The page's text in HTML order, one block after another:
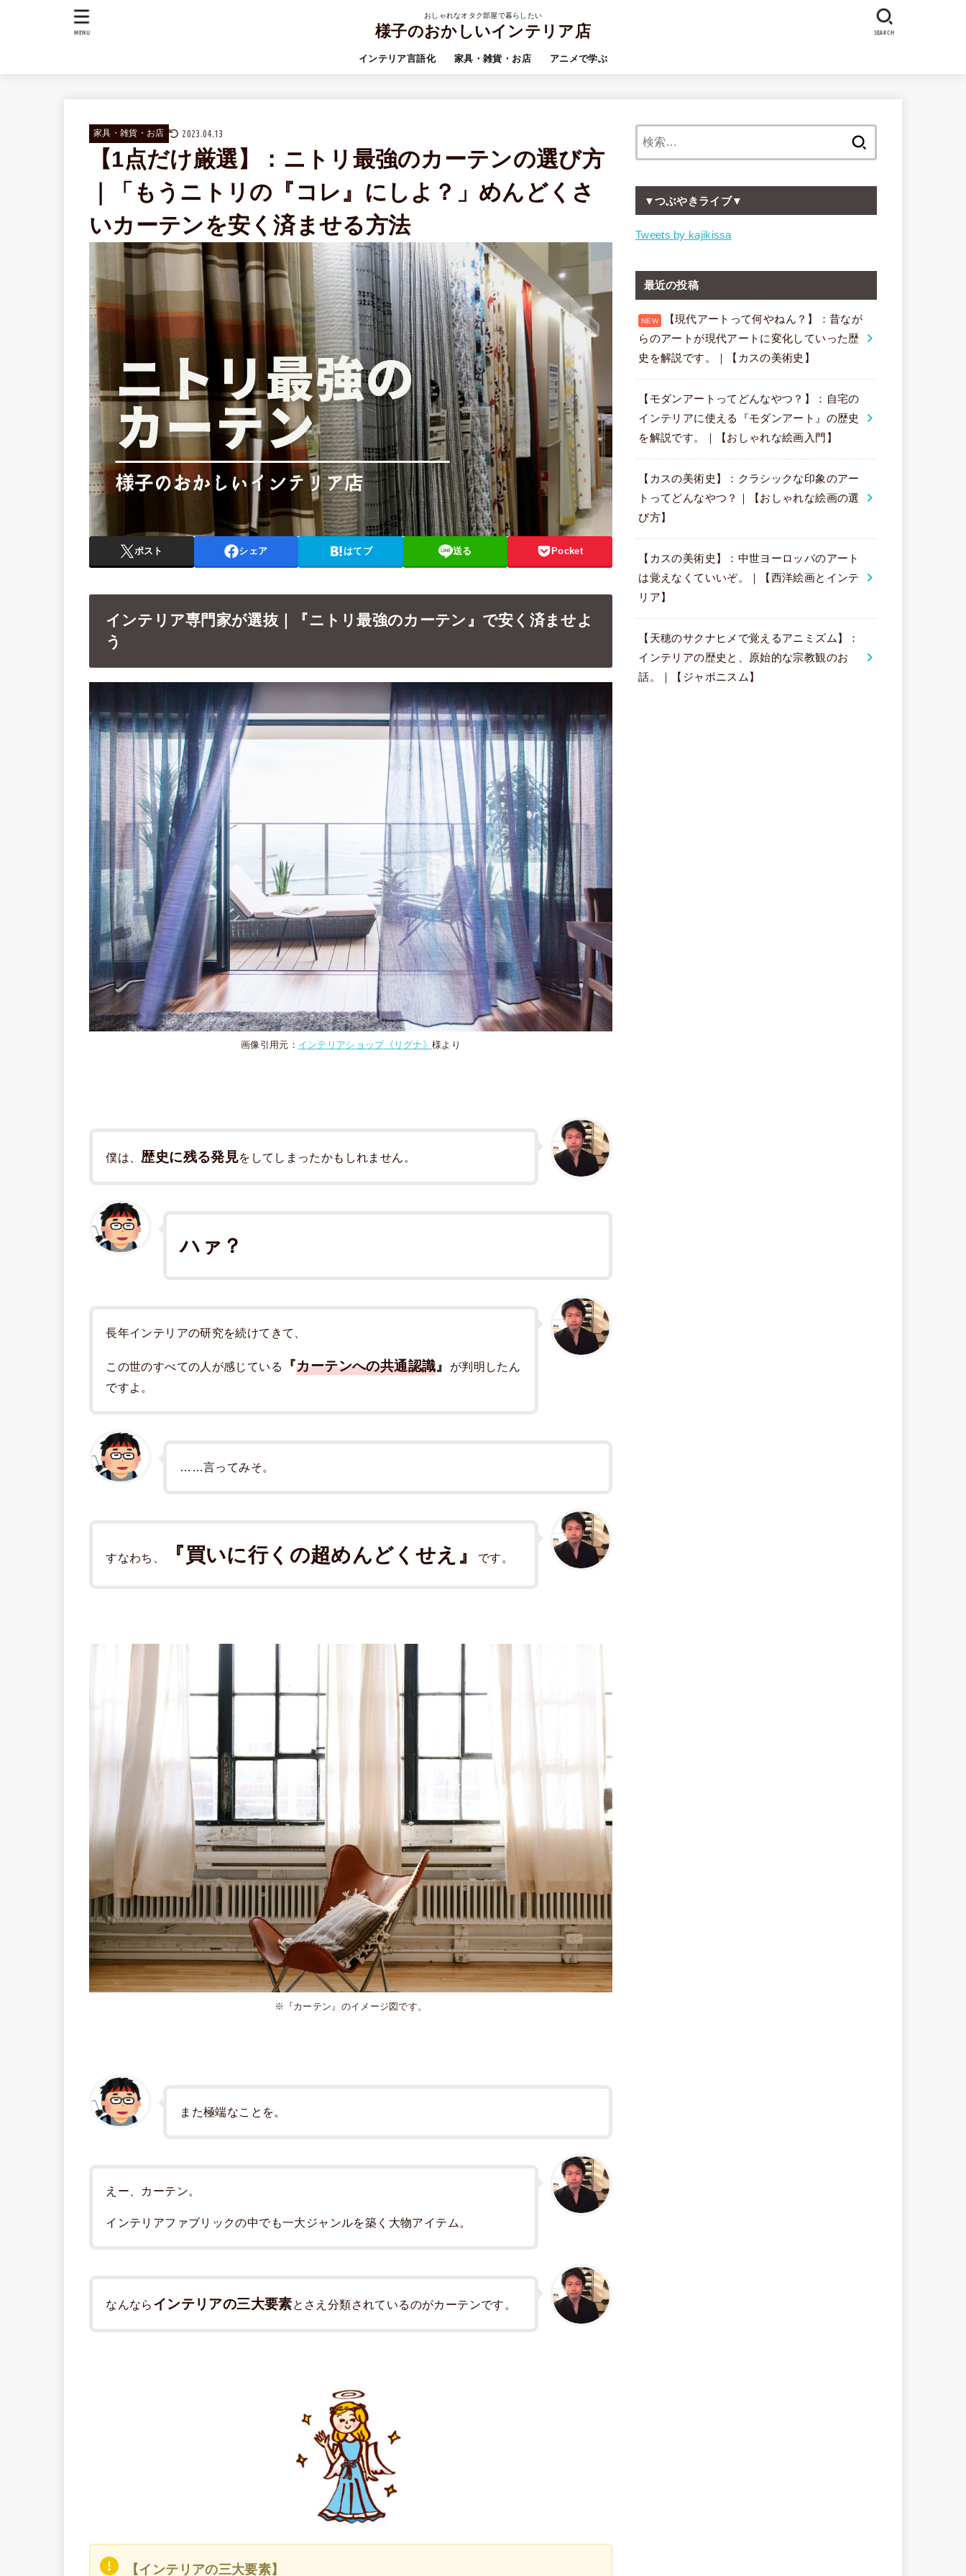
おしゃれなオタク部屋で暮らしたい
様子のおかしいインテリア店
インテリア言語化 家具・雑貨・お店 アニメで学ぶ
SEARCH
MENU
家具・雑貨・お店 2023.04.13
【1点だけ厳選】：ニトリ最強のカーテンの選び方
｜「もうニトリの『コレ』にしよ？」めんどくさ
いカーテンを安く済ませる方法
ポスト シェア はてブ 送る Pocket
インテリア専門家が選抜｜『ニトリ最強のカーテン』で安く済ませよ
う
画像引用元： インテリアショップ《リグナ》様より
僕は、 歴史に残る発見をしてしまったかもしれません。
ハァ？
長年インテリアの研究を続けてきて、
この世のすべての人が感じている 『カーテンへの共通認識』
が判明したん
ですよ。
……言ってみそ。
すなわち、 『買いに行くの超めんどくせえ』 です。
※『カーテン』のイメージ図です。
また極端なことを。
えー、カーテン。
インテリアファブリックの中でも一大ジャンルを築く大物アイテム。
なんなら インテリアの三大要素とさえ分類されているのがカーテンです。
【インテリアの三大要素】
▼つぶやきライブ▼
Tweets by kajikissa
最近の投稿
【現代アートって何やねん？】：昔なが
らのアートが現代アートに変化していった歴
史を解説です。｜【カスの美術史】
【モダンアートってどんなやつ？】：自宅の
インテリアに使える『モダンアート』の歴史
を解説です。｜【おしゃれな絵画入門】
【カスの美術史】：クラシックな印象のアー
トってどんなやつ？｜【おしゃれな絵画の選
び方】
【カスの美術史】：中世ヨーロッパのアート
は覚えなくていいぞ。｜【西洋絵画とインテ
リア】
【天穂のサクナヒメで覚えるアニミズム】：
インテリアの歴史と、原始的な宗教観のお
話。｜【ジャポニスム】